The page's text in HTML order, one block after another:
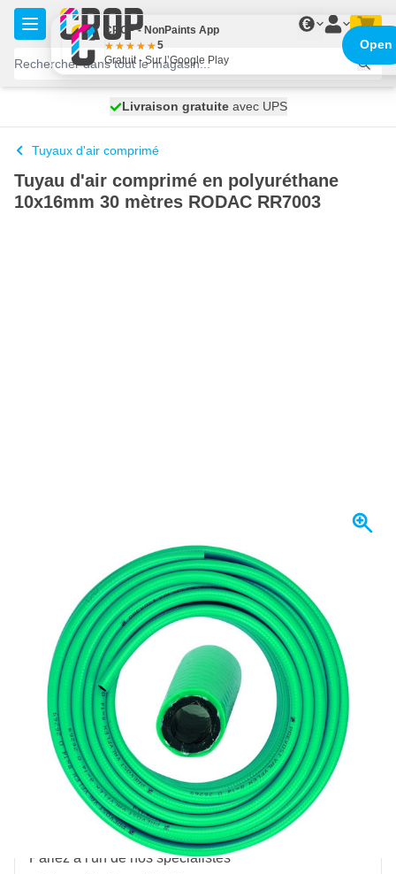
Aller au contenu
€
expédié aujourd'hui
Livraison gratuiteavec UPS
100 jours
Tuyaux d'air comprimé
Tuyau d'air comprimé en polyuréthane
10x16mm 30 mètres RODAC RR7003
Expédié aujourd'hui
222,68€ TTC
Quantité
Ajouter au panier
Commandez avant 23h59,expédié aujourd'hui
Livraison gratuite
avec UPS
100 joursretours & échanges
Avis des clients:4,38/5(5 163 critiques)
Une question sur ce produit ?
Parlez à l'un de nos spécialistes
CROP - NonPaints App
5
Gratuit - Sur l’Google Play
Open